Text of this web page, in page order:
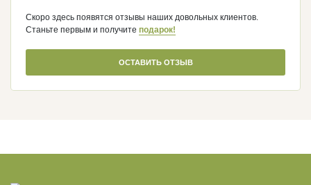
Скоро здесь появятся отзывы наших довольных клиентов.
Станьте первым и получите подарок!
ОСТАВИТЬ ОТЗЫВ